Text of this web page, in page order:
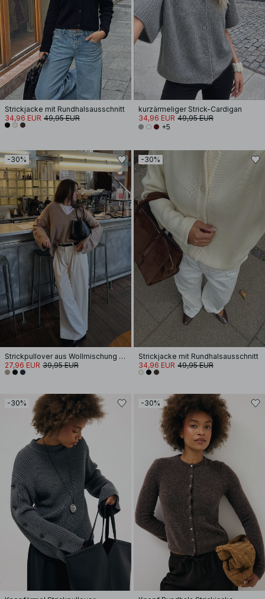
Strickjacke mit Rundhalsausschnitt
34,96 EUR 49,95 EUR
kurzärmeliger Strick-Cardigan
34,96 EUR 49,95 EUR
+5
-30%
Strickpullover aus Wollmischung mit V-Ausschnitt
27,96 EUR 39,95 EUR
-30%
Strickjacke mit Rundhalsausschnitt
34,96 EUR 49,95 EUR
-30% -30%